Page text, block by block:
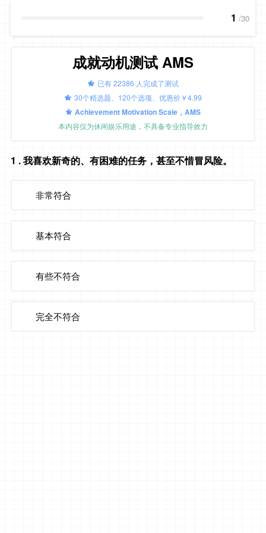
1/30
成就动机测试 AMS
已有 22386 人完成了测试
30个精选题、120个选项、优惠价￥4.99
Achievement Motivation Scale，AMS
本内容仅为休闲娱乐用途，不具备专业指导效力
1 . 我喜欢新奇的、有困难的任务，甚至不惜冒风险。
非常符合
基本符合
有些不符合
完全不符合